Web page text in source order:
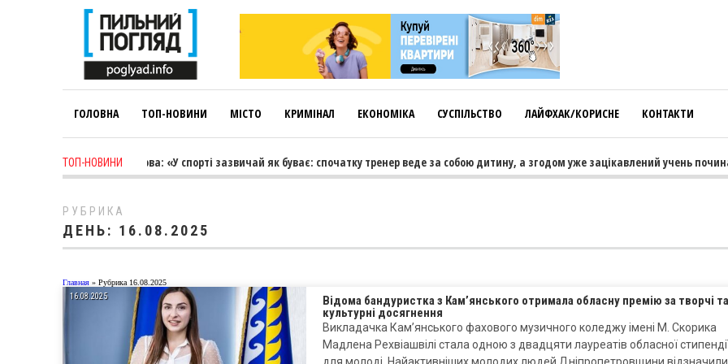
ГОЛОВНА ТОП-НОВИНИ МІСТО КРИМІНАЛ ЕКОНОМІКА СУСПІЛЬСТВО ЛАЙФХАК/КОРИСНЕ КОНТАКТИ
ТОП-НОВИНИ
Лариса Коновалова: «У спорті зазвичай як буває: спочатку тренер веде за собою дитину, а згодом уже зацікавлений учень
РУБРИКА
ДЕНЬ: 16.08.2025
Главная » Рубрика 16.08.2025
16.08.2025
Відома бандуристка з Кам’янського отримала обласну премію за творчі та
культурні досягнення
Викладачка Кам’янського фахового музичного коледжу імені М. Скорика
Мадлена Рехвіашвілі стала одною з двадцяти лауреатів обласної